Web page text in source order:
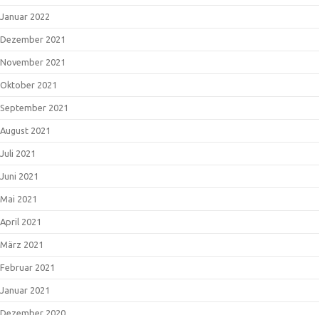
Januar 2022
Dezember 2021
November 2021
Oktober 2021
September 2021
August 2021
Juli 2021
Juni 2021
Mai 2021
April 2021
März 2021
Februar 2021
Januar 2021
Dezember 2020